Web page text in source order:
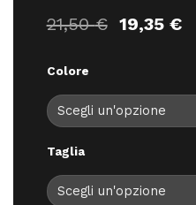
21,50€ Il
21,50 €.
19,35 €Il
Colore
Taglia